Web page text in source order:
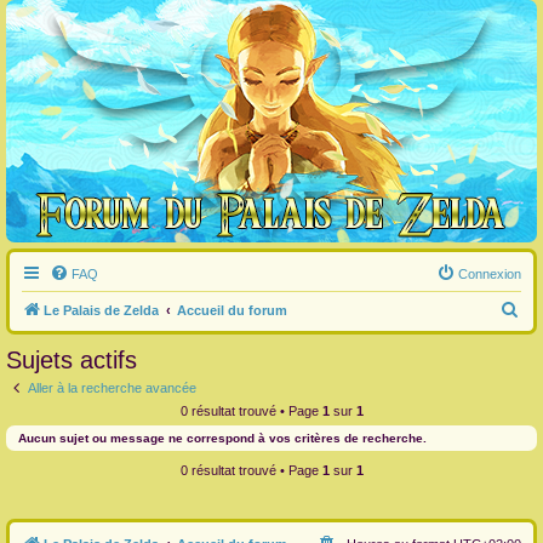
FAQ Connexion
Le Palais de Zelda Accueil du forum
e
e
r
Sujets actifs
Aller à la recherche avancée
0 résultat trouvé • Page 1 sur 1
Aucun sujet ou message ne correspond à vos critères de recherche.
0 résultat trouvé • Page 1 sur 1